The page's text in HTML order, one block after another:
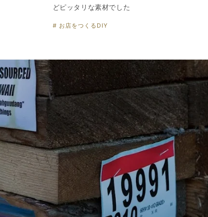
どピッタリな素材でした
# お店をつくるDIY